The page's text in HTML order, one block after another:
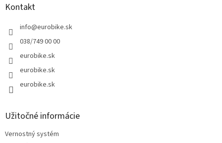
Kontakt
info@eurobike.sk
038/749 00 00
eurobike.sk
eurobike.sk
eurobike.sk
Užitočné informácie
Vernostný systém